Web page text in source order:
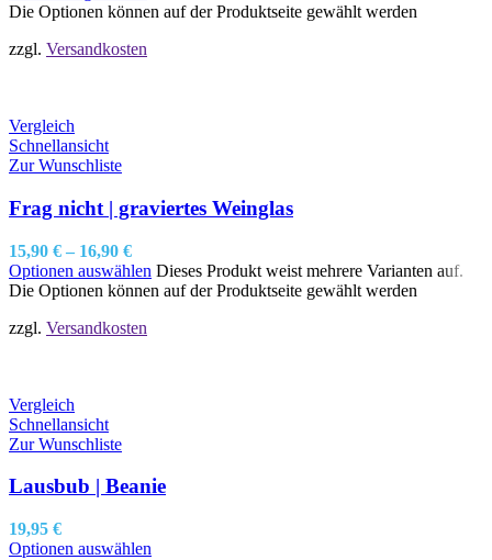
Die Optionen können auf der Produktseite gewählt werden
zzgl. Versandkosten
Vergleich
Schnellansicht
Zur Wunschliste
Frag nicht | graviertes Weinglas
15,90 € – 16,90 €
Optionen auswählen Dieses Produkt weist mehrere Varianten auf.
Die Optionen können auf der Produktseite gewählt werden
zzgl. Versandkosten
Vergleich
Schnellansicht
Zur Wunschliste
Lausbub | Beanie
19,95 €
Optionen auswählen